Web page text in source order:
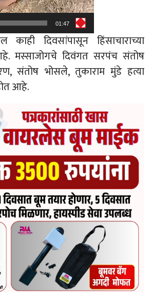
01:47
काही दिवसांपासून हिंसाचाराच्या
मस्साजोगचे दिवंगत सरपंच संतोष
संतोष भोसले, तुकाराम मुंडे हत्या
आहे.